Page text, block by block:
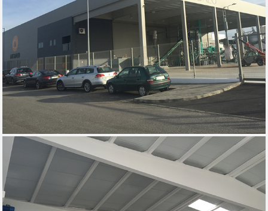
INTERCEREAIS - TORRES VEDRAS, 2016